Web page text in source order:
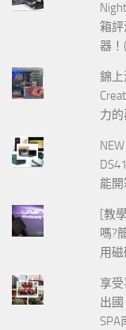
箱
器！
錦
力的
能開
[教
嗎?
用磁
享
出國